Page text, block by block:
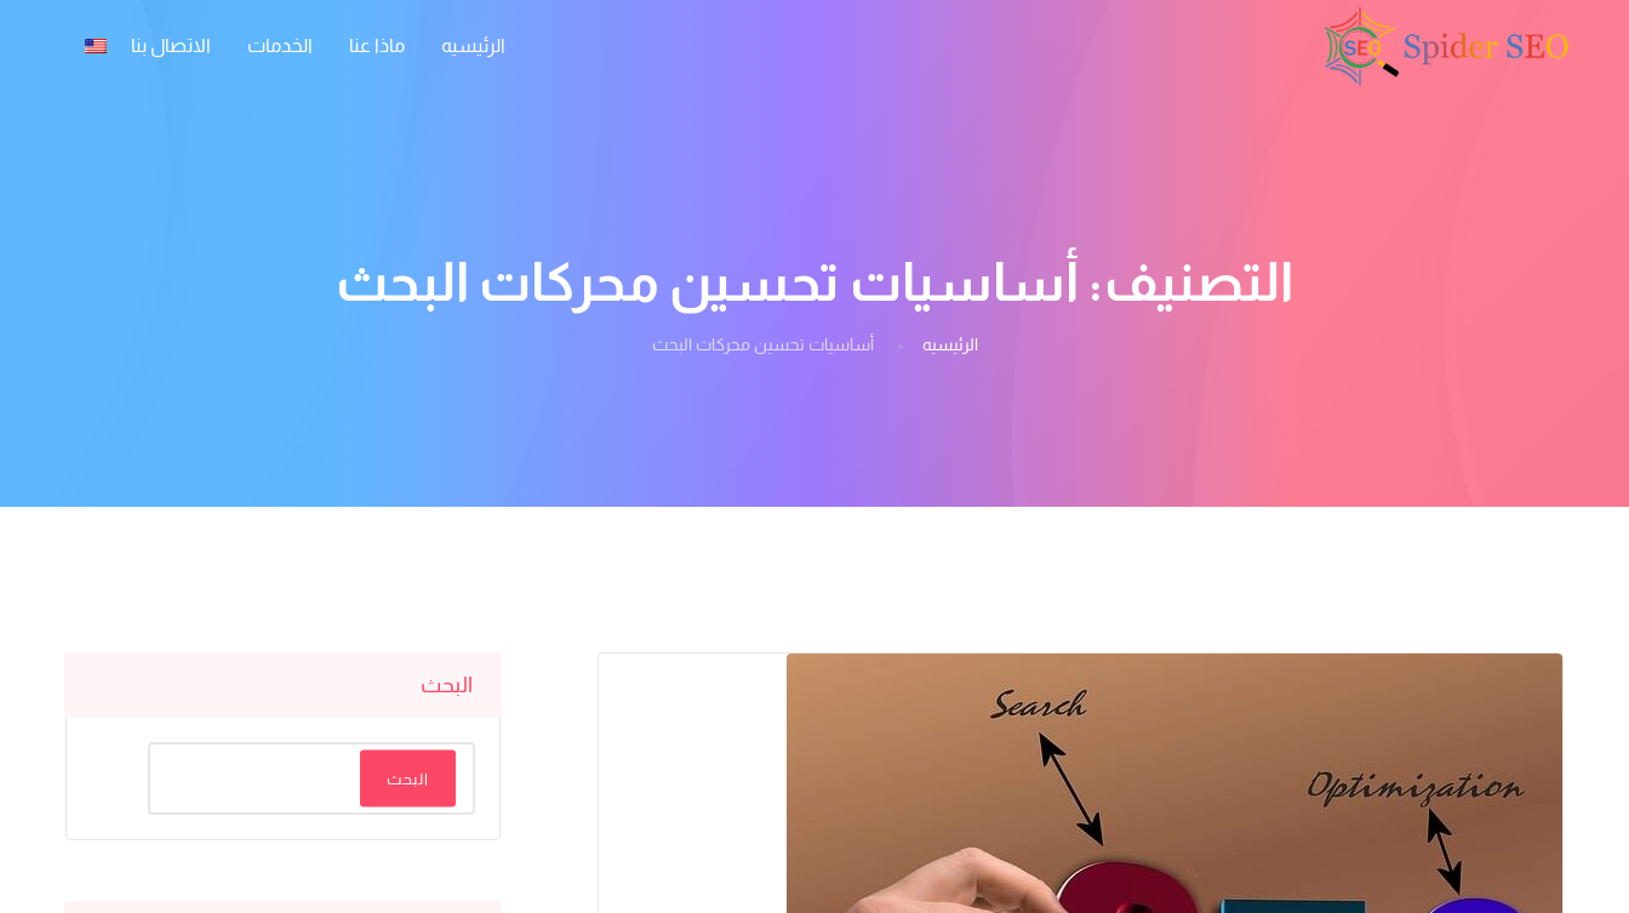
الرئيسيه ماذا عنا الخدمات الاتصال بنا
التصنيف: أساسيات تحسين محركات البحث
الرئيسيه أساسيات تحسين محركات البحث
البحث
البحث